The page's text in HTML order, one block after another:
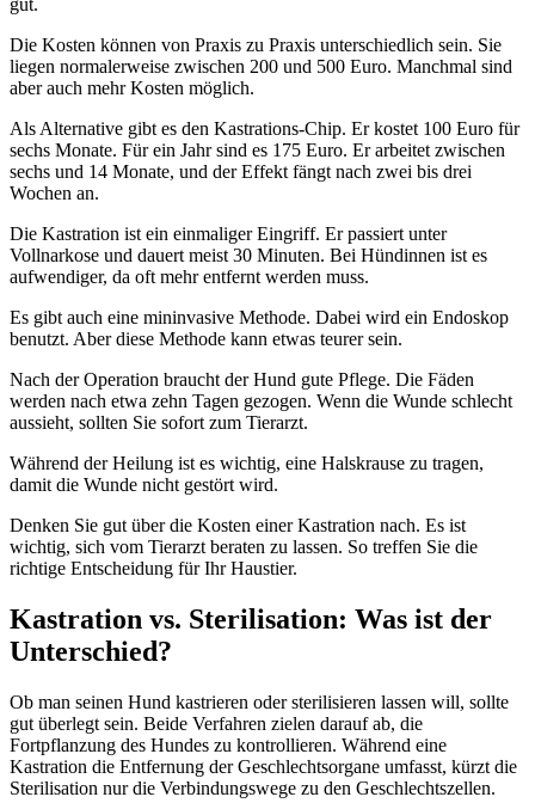
gut.
Die Kosten können von Praxis zu Praxis unterschiedlich sein. Sie
liegen normalerweise zwischen 200 und 500 Euro. Manchmal sind
aber auch mehr Kosten möglich.
Als Alternative gibt es den Kastrations-Chip. Er kostet 100 Euro für
sechs Monate. Für ein Jahr sind es 175 Euro. Er arbeitet zwischen
sechs und 14 Monate, und der Effekt fängt nach zwei bis drei
Wochen an.
Die Kastration ist ein einmaliger Eingriff. Er passiert unter
Vollnarkose und dauert meist 30 Minuten. Bei Hündinnen ist es
aufwendiger, da oft mehr entfernt werden muss.
Es gibt auch eine mininvasive Methode. Dabei wird ein Endoskop
benutzt. Aber diese Methode kann etwas teurer sein.
Nach der Operation braucht der Hund gute Pflege. Die Fäden
werden nach etwa zehn Tagen gezogen. Wenn die Wunde schlecht
aussieht, sollten Sie sofort zum Tierarzt.
Während der Heilung ist es wichtig, eine Halskrause zu tragen,
damit die Wunde nicht gestört wird.
Denken Sie gut über die Kosten einer Kastration nach. Es ist
wichtig, sich vom Tierarzt beraten zu lassen. So treffen Sie die
richtige Entscheidung für Ihr Haustier.
Kastration vs. Sterilisation: Was ist der
Unterschied?
Ob man seinen Hund kastrieren oder sterilisieren lassen will, sollte
gut überlegt sein. Beide Verfahren zielen darauf ab, die
Fortpflanzung des Hundes zu kontrollieren. Während eine
Kastration die Entfernung der Geschlechtsorgane umfasst, kürzt die
Sterilisation nur die Verbindungswege zu den Geschlechtszellen.